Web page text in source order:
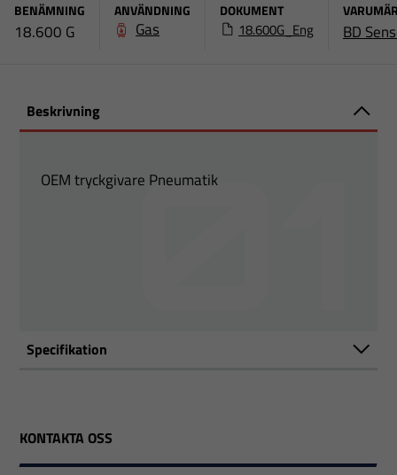
BENÄMNING
18.600 G
ANVÄNDNING
Gas
DOKUMENT
18.600G_Eng BD
Beskrivning
OEM tryckgivare Pneumatik
Specifikation
KONTAKTA OSS